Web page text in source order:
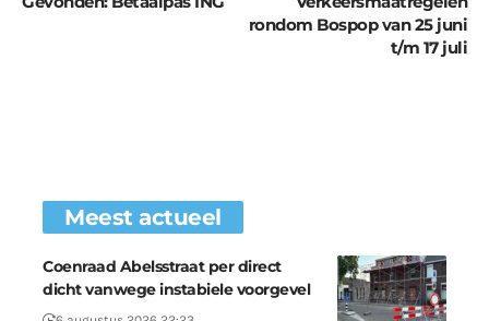
rondom Bospop van 25 juni
t/m 17 juli
Meest actueel
Coenraad Abelsstraat per direct
dicht vanwege instabiele voorgevel